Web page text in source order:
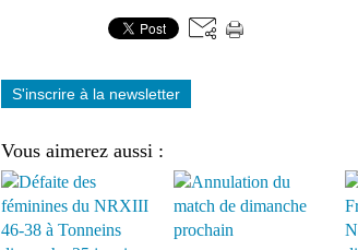
S'inscrire à la newsletter
Vous aimerez aussi :